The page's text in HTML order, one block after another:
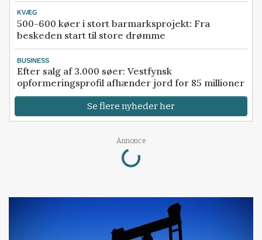
KVÆG
500-600 køer i stort barmarksprojekt: Fra
beskeden start til store drømme
BUSINESS
Efter salg af 3.000 søer: Vestfynsk
opformeringsprofil afhænder jord for 85 millioner
Se flere nyheder her
Annonce
Loading...